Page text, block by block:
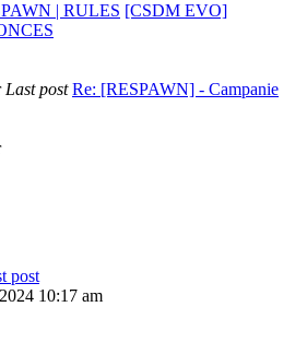
| RULES [CSDM EVO]
Last post Re: [RESPAWN] - Campanie
post
10:17 am